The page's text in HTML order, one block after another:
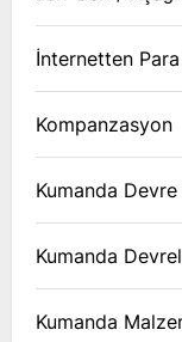
İnternetten
Kompanzasyon
Kumanda Devre
Kumanda
Kumanda